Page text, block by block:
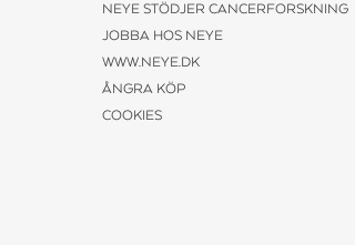
NEYE STÖDJER CANCERFORSKNING
JOBBA HOS NEYE
WWW.NEYE.DK
ÅNGRA KÖP
COOKIES